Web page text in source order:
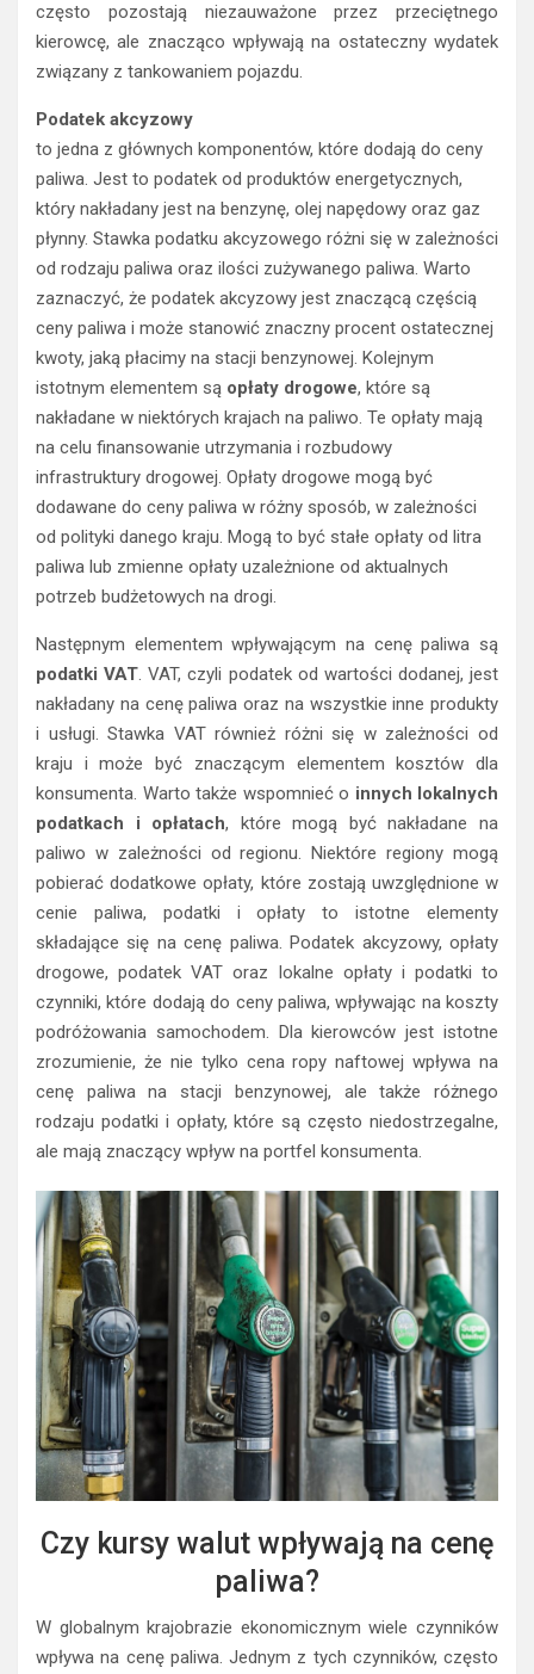
często pozostają niezauważone przez przeciętnego
kierowcę, ale znacząco wpływają na ostateczny wydatek
związany z tankowaniem pojazdu.
Podatek akcyzowy
to jedna z głównych komponentów, które dodają do ceny
paliwa. Jest to podatek od produktów energetycznych,
który nakładany jest na benzynę, olej napędowy oraz gaz
płynny. Stawka podatku akcyzowego różni się w zależności
od rodzaju paliwa oraz ilości zużywanego paliwa. Warto
zaznaczyć, że podatek akcyzowy jest znaczącą częścią
ceny paliwa i może stanowić znaczny procent ostatecznej
kwoty, jaką płacimy na stacji benzynowej. Kolejnym
istotnym elementem są opłaty drogowe, które są
nakładane w niektórych krajach na paliwo. Te opłaty mają
na celu finansowanie utrzymania i rozbudowy
infrastruktury drogowej. Opłaty drogowe mogą być
dodawane do ceny paliwa w różny sposób, w zależności
od polityki danego kraju. Mogą to być stałe opłaty od litra
paliwa lub zmienne opłaty uzależnione od aktualnych
potrzeb budżetowych na drogi.
Następnym elementem wpływającym na cenę paliwa są
podatki VAT. VAT, czyli podatek od wartości dodanej, jest
nakładany na cenę paliwa oraz na wszystkie inne produkty
i usługi. Stawka VAT również różni się w zależności od
kraju i może być znaczącym elementem kosztów dla
konsumenta. Warto także wspomnieć o innych lokalnych
podatkach i opłatach, które mogą być nakładane na
paliwo w zależności od regionu. Niektóre regiony mogą
pobierać dodatkowe opłaty, które zostają uwzględnione w
cenie paliwa, podatki i opłaty to istotne elementy
składające się na cenę paliwa. Podatek akcyzowy, opłaty
drogowe, podatek VAT oraz lokalne opłaty i podatki to
czynniki, które dodają do ceny paliwa, wpływając na koszty
podróżowania samochodem. Dla kierowców jest istotne
zrozumienie, że nie tylko cena ropy naftowej wpływa na
cenę paliwa na stacji benzynowej, ale także różnego
rodzaju podatki i opłaty, które są często niedostrzegalne,
ale mają znaczący wpływ na portfel konsumenta.
Czy kursy walut wpływają na cenę
paliwa?
W globalnym krajobrazie ekonomicznym wiele czynników
wpływa na cenę paliwa. Jednym z tych czynników, często